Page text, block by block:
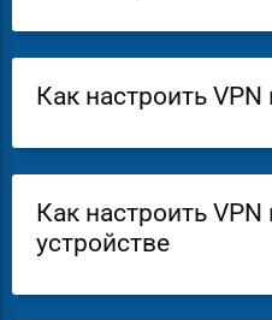
Как настроить
Как настроить VPN
устройстве